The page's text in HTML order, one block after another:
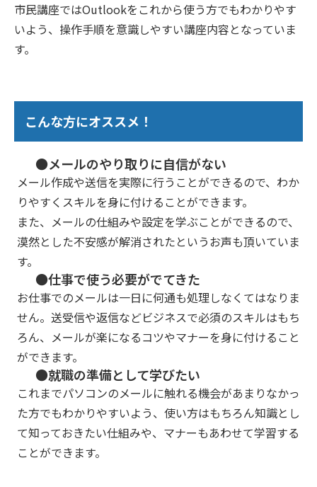
市民講座ではOutlookをこれから使う方でもわかりやす
いよう、操作手順を意識しやすい講座内容となっていま
す。
こんな方にオススメ！
●メールのやり取りに自信がない
メール作成や送信を実際に行うことができるので、わか
りやすくスキルを身に付けることができます。
また、メールの仕組みや設定を学ぶことができるので、
漠然とした不安感が解消されたというお声も頂いていま
す。
●仕事で使う必要がでてきた
お仕事でのメールは一日に何通も処理しなくてはなりま
せん。送受信や返信などビジネスで必須のスキルはもち
ろん、メールが楽になるコツやマナーを身に付けること
ができます。
●就職の準備として学びたい
これまでパソコンのメールに触れる機会があまりなかっ
た方でもわかりやすいよう、使い方はもちろん知識とし
て知っておきたい仕組みや、マナーもあわせて学習する
ことができます。